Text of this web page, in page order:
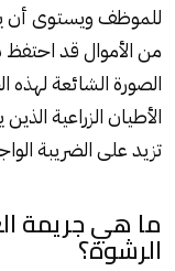
للموظف ويستوى أن
من الأموال قد احتفظ
الصورة الشائعة
الأطيان الزراعية
تزيد على الضريبة
ما هي جريمة
الرشوة؟